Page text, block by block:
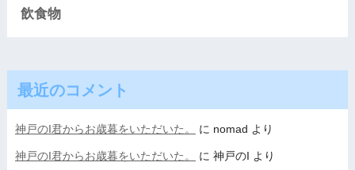
飲食物
最近のコメント
神戸のI君からお歳暮をいただいた。 に nomad より
神戸のI君からお歳暮をいただいた。 に 神戸のI より